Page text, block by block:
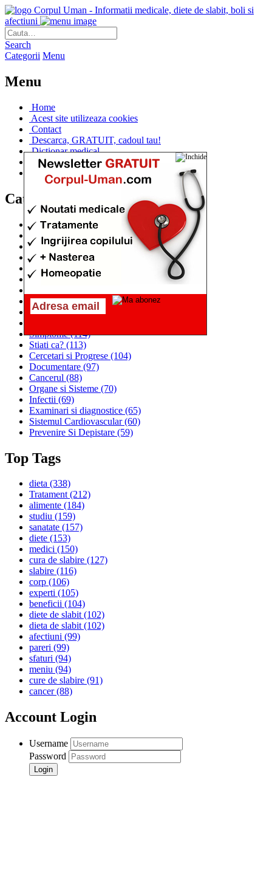
Corpul Uman - Informatii medicale, diete de slabit, boli si
afectiuni
Search
Categorii Menu
Menu
Home
Acest site utilizeaza cookies
Contact
Descarca, GRATUIT, cadoul tau!
Dictionar medical
Dr. Cristina IANUC
Linkuri utile
Categorii
Diete si cure de slabire
(706)
Afectiuni si Boli
(401)
Corpul de la A la Z(315)
Medicina Naturista
Anatomie
(295)
Alimentatia(259)
Sanatatea si Preventia(170)
Interventii si Tratamente
Simptome(114)
Stiati ca? (113)
Cercetari si Progrese (104)
Documentare (97)
Cancerul (88)
Organe si Sisteme (70)
Infectii (69)
Examinari si diagnostice (65)
Sistemul Cardiovascular(60)
Prevenire Si Depistare (59)
Top Tags
dieta (338)
Tratament(212)
alimente (184)
studiu (159)
sanatate (157)
diete (153)
medici (150)
cura de slabire (127)
slabire (116)
corp (106)
experti (105)
beneficii (104)
diete de slabit(102)
dieta de slabit(102)
afectiuni (99)
pareri (99)
sfaturi (94)
meniu (94)
cure de slabire (91)
cancer(88)
Account Login
Username
Password